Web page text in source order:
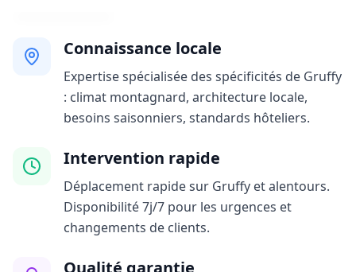
Connaissance locale
Expertise spécialisée des spécificités de Gruffy
: climat montagnard, architecture locale,
besoins saisonniers, standards hôteliers.
Intervention rapide
Déplacement rapide sur Gruffy et alentours.
Disponibilité 7j/7 pour les urgences et
changements de clients.
Qualité garantie